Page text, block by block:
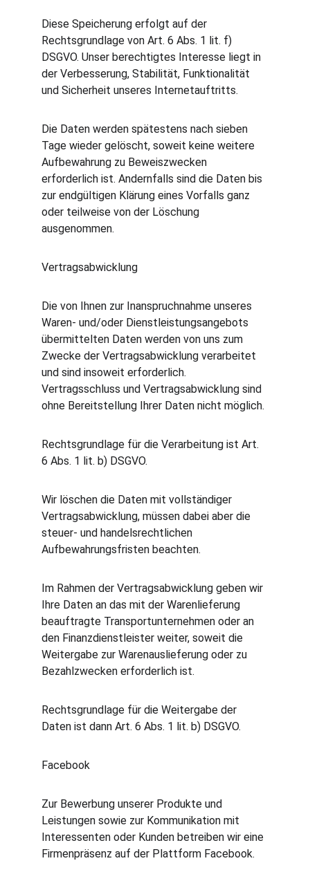
Diese Speicherung erfolgt auf der
Rechtsgrundlage von Art. 6 Abs. 1 lit. f)
DSGVO. Unser berechtigtes Interesse liegt in
der Verbesserung, Stabilität, Funktionalität
und Sicherheit unseres Internetauftritts.
Die Daten werden spätestens nach sieben
Tage wieder gelöscht, soweit keine weitere
Aufbewahrung zu Beweiszwecken
erforderlich ist. Andernfalls sind die Daten bis
zur endgültigen Klärung eines Vorfalls ganz
oder teilweise von der Löschung
ausgenommen.
Vertragsabwicklung
Die von Ihnen zur Inanspruchnahme unseres
Waren- und/oder Dienstleistungsangebots
übermittelten Daten werden von uns zum
Zwecke der Vertragsabwicklung verarbeitet
und sind insoweit erforderlich.
Vertragsschluss und Vertragsabwicklung sind
ohne Bereitstellung Ihrer Daten nicht möglich.
Rechtsgrundlage für die Verarbeitung ist Art.
6 Abs. 1 lit. b) DSGVO.
Wir löschen die Daten mit vollständiger
Vertragsabwicklung, müssen dabei aber die
steuer- und handelsrechtlichen
Aufbewahrungsfristen beachten.
Im Rahmen der Vertragsabwicklung geben wir
Ihre Daten an das mit der Warenlieferung
beauftragte Transportunternehmen oder an
den Finanzdienstleister weiter, soweit die
Weitergabe zur Warenauslieferung oder zu
Bezahlzwecken erforderlich ist.
Rechtsgrundlage für die Weitergabe der
Daten ist dann Art. 6 Abs. 1 lit. b) DSGVO.
Facebook
Zur Bewerbung unserer Produkte und
Leistungen sowie zur Kommunikation mit
Interessenten oder Kunden betreiben wir eine
Firmenpräsenz auf der Plattform Facebook.